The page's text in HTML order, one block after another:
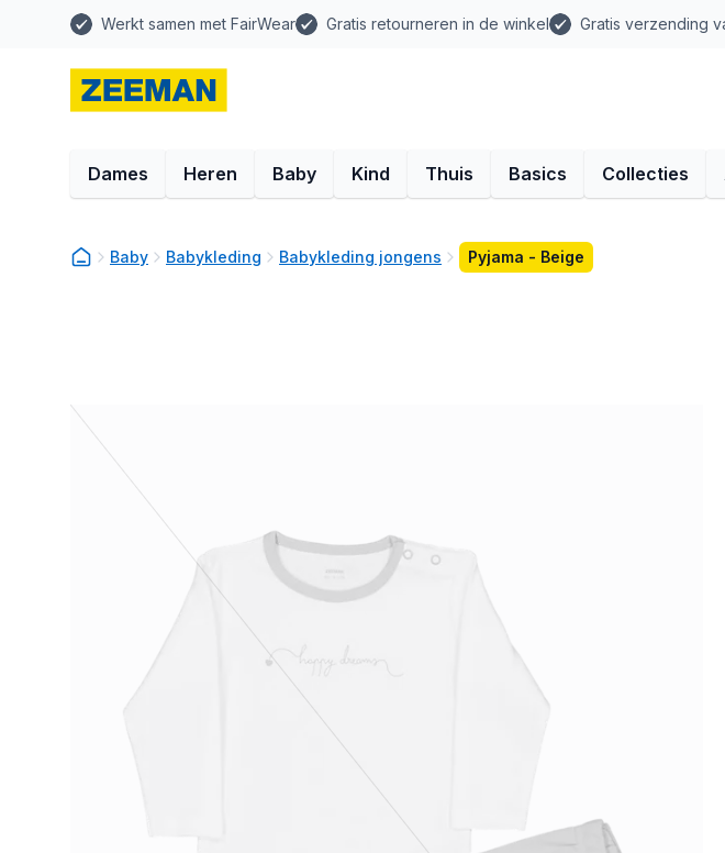
Werkt samen met FairWear Gratis retourneren in de winkel Gratis verzending
Dames Heren Baby Kind Thuis Basics Collecties
Baby Babykleding Babykleding jongens Pyjama - Beige